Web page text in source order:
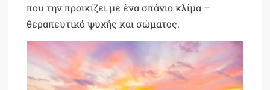
που την προικίζει με ένα σπάνιο κλίμα –
θεραπευτικό ψυχής και σώματος.